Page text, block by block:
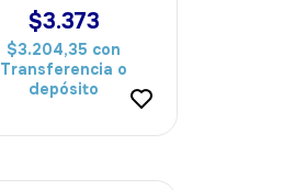
$3.373
$3.204,35 con
Transferencia o
depósito